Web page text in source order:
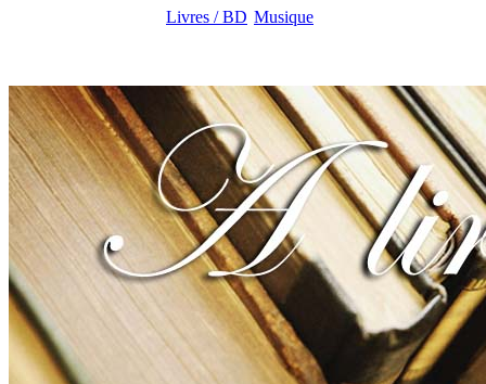
Livres / BD Musique